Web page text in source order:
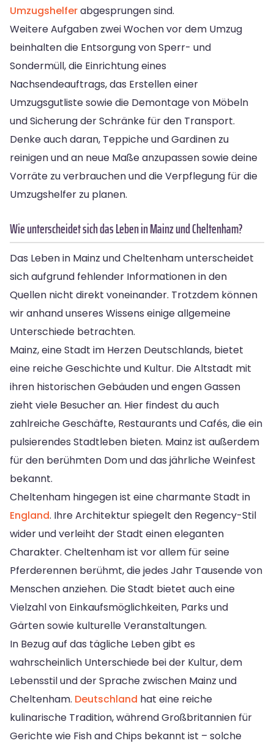
Umzugshelferabgesprungen sind.
Weitere Aufgaben zwei Wochen vor dem Umzug
beinhalten die Entsorgung von Sperr- und
Sondermüll, die Einrichtung eines
Nachsendeauftrags, das Erstellen einer
Umzugsgutliste sowie die Demontage von Möbeln
und Sicherung der Schränke für den Transport.
Denke auch daran, Teppiche und Gardinen zu
reinigen und an neue Maße anzupassen sowie deine
Vorräte zu verbrauchen und die Verpflegung für die
Umzugshelfer zu planen.
Wie unterscheidet sich das Leben in Mainz und Cheltenham?
Das Leben in Mainz und Cheltenham unterscheidet
sich aufgrund fehlender Informationen in den
Quellen nicht direkt voneinander. Trotzdem können
wir anhand unseres Wissens einige allgemeine
Unterschiede betrachten.
Mainz, eine Stadt im Herzen Deutschlands, bietet
eine reiche Geschichte und Kultur. Die Altstadt mit
ihren historischen Gebäuden und engen Gassen
zieht viele Besucher an. Hier findest du auch
zahlreiche Geschäfte, Restaurants und Cafés, die ein
pulsierendes Stadtleben bieten. Mainz ist außerdem
für den berühmten Dom und das jährliche Weinfest
bekannt.
Cheltenham hingegen ist eine charmante Stadt in
England. Ihre Architektur spiegelt den Regency-Stil
wider und verleiht der Stadt einen eleganten
Charakter. Cheltenham ist vor allem für seine
Pferderennen berühmt, die jedes Jahr Tausende von
Menschen anziehen. Die Stadt bietet auch eine
Vielzahl von Einkaufsmöglichkeiten, Parks und
Gärten sowie kulturelle Veranstaltungen.
In Bezug auf das tägliche Leben gibt es
wahrscheinlich Unterschiede bei der Kultur, dem
Lebensstil und der Sprache zwischen Mainz und
Cheltenham. Deutschland hat eine reiche
kulinarische Tradition, während Großbritannien für
Gerichte wie Fish and Chips bekannt ist – solche